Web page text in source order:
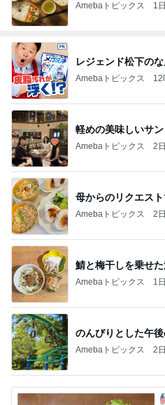
Amebaトピックス 1
レジェンド松下の
Amebaトピックス 12
軽めの美味しいサ
Amebaトピックス 2
母からのリクエス
Amebaトピックス 2
鯖と梅干しを乗せ
Amebaトピックス 1
のんびりとした午
Amebaトピックス 2